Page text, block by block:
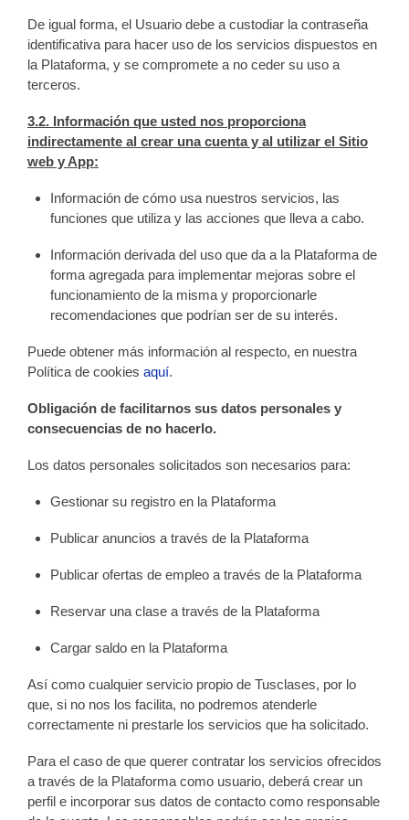
De igual forma, el Usuario debe a custodiar la contraseña
identificativa para hacer uso de los servicios dispuestos en
la Plataforma, y se compromete a no ceder su uso a
terceros.
3.2. Información que usted nos proporciona
indirectamente al crear una cuenta y al utilizar el Sitio
web y App:
Información de cómo usa nuestros servicios, las
funciones que utiliza y las acciones que lleva a cabo.
Información derivada del uso que da a la Plataforma de
forma agregada para implementar mejoras sobre el
funcionamiento de la misma y proporcionarle
recomendaciones que podrían ser de su interés.
Puede obtener más información al respecto, en nuestra
Política de cookies aquí.
Obligación de facilitarnos sus datos personales y
consecuencias de no hacerlo.
Los datos personales solicitados son necesarios para:
Gestionar su registro en la Plataforma
Publicar anuncios a través de la Plataforma
Publicar ofertas de empleo a través de la Plataforma
Reservar una clase a través de la Plataforma
Cargar saldo en la Plataforma
Así como cualquier servicio propio de Tusclases, por lo
que, si no nos los facilita, no podremos atenderle
correctamente ni prestarle los servicios que ha solicitado.
Para el caso de que querer contratar los servicios ofrecidos
a través de la Plataforma como usuario, deberá crear un
perfil e incorporar sus datos de contacto como responsable